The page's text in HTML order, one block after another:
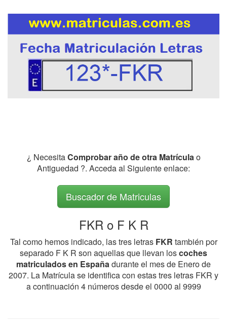
¿ NecesitaComprobar año de otra Matrículao
Antiguedad ?. Acceda al Siguiente enlace:
Buscador de Matriculas
FKR o F K R
Tal como hemos indicado, las tres letras FKR también por
separado F K R son aquellas que llevan loscoches
matriculados en Españadurante el mes de Enero de
2007. La Matrícula se identifica con estas tres letras FKR y
a continuación 4 números desde el 0000 al 9999